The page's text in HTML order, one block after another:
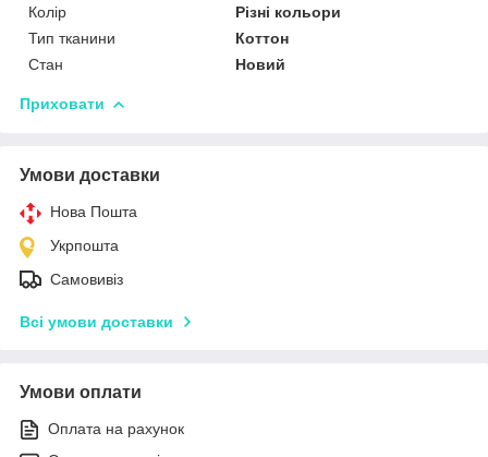
Колір
Різні кольори
Тип тканини
Коттон
Стан
Новий
Приховати
Умови доставки
Нова Пошта
Укрпошта
Самовивіз
Всі умови доставки
Умови оплати
Оплата на рахунок